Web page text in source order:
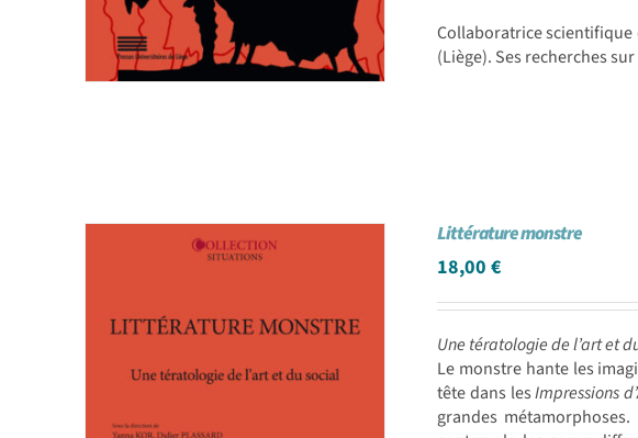
Collaboratrice scientifique
(Liège). Ses recherches
Littérature monstre
18,00€
Une tératologie de l’art et
Le monstre hante les
tête dans lesImpressions
grandes